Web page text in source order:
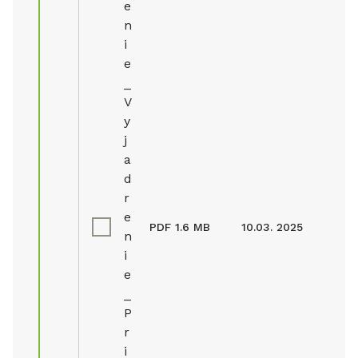
e
n
i
e
V
y
j
a
d
r
e
n
i
e
P
r
i
PDF 1.6 MB 10.03. 2025